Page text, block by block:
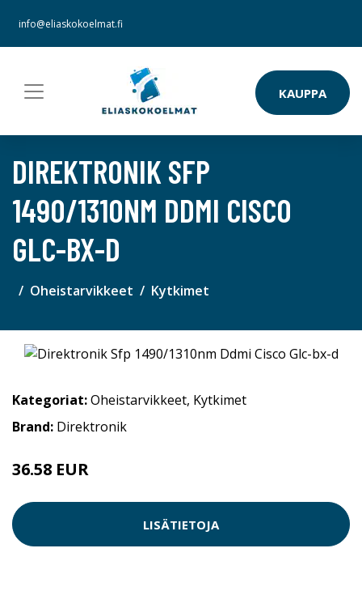
info@eliaskokoelmat.fi
KAUPPA
DIREKTRONIK SFP
1490/1310NM DDMI CISCO
GLC-BX-D
Oheistarvikkeet Kytkimet
Kategoriat:Oheistarvikkeet, Kytkimet
Brand: Direktronik
36.58 EUR
LISÄTIETOJA